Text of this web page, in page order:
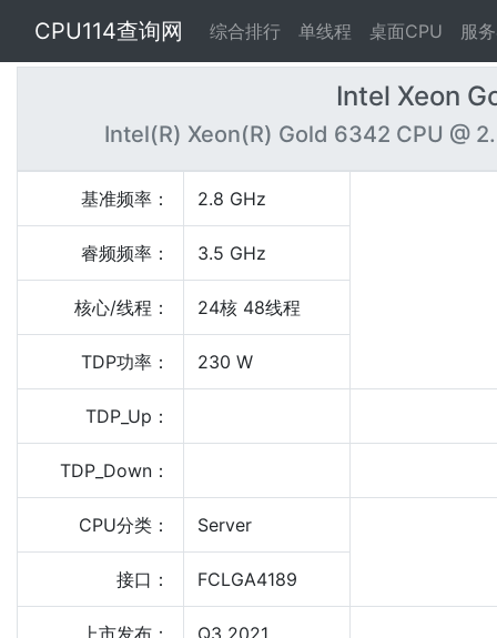
CPU114查询网 综合排行 单线程 桌面CPU 服
Intel Xeon
Intel(R) Xeon(R) Gold 6342 CPU @
基准频率： 2.8 GHz
睿频频率： 3.5 GHz
核心/线程： 24核 48线程
TDP功率： 230 W
TDP_Up：
TDP_Down：
CPU分类： Server
接口： FCLGA4189
上市发布： Q3 2021